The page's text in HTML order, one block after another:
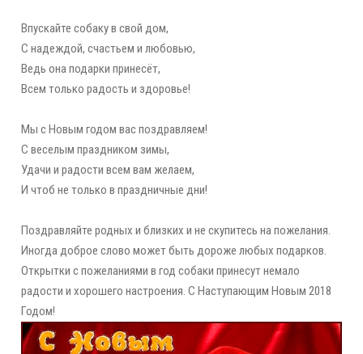
Впускайте собаку в свой дом,
С надеждой, счастьем и любовью,
Ведь она подарки принесёт,
Всем только радость и здоровье!
Мы с Новым годом вас поздравляем!
С веселым праздником зимы,
Удачи и радости всем вам желаем,
И чтоб не только в праздничные дни!
Поздравляйте родных и близких и не скупитесь на пожелания.
Иногда доброе слово может быть дороже любых подарков.
Открытки с пожеланиями в год собаки принесут немало
радости и хорошего настроения. С Наступающим Новым 2018
Годом!